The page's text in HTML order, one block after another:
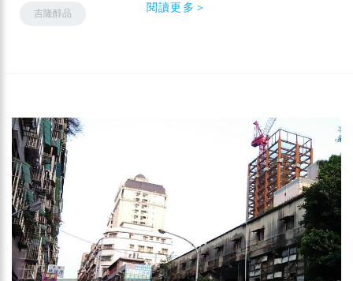
吉隆醇品 閱讀更多＞